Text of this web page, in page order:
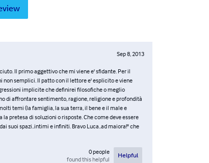
Sep 8, 2013
Il primo aggettivo che mi viene e' sfidante. Per il
semplici. Il patto con il lettore e' esplicito e viene
implicite che definirei filosofiche o meglio
di affrontare sentimento, ragione, religione e profondità
temi (la famiglia, la sua terra, il bene e il male e
pretesa di soluzioni o risposte. Che come deve essere
suoi spazi..intimi e infiniti. Bravo Luca..ad maiora!" che
0people
found this helpful
Helpful